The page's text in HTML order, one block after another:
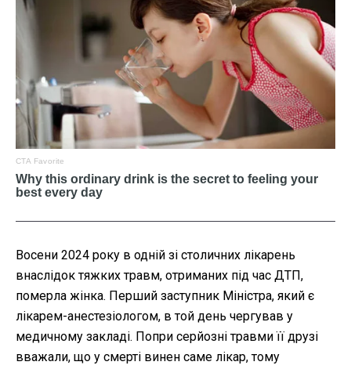
Восени 2024 року в одній зі столичних лікарень
внаслідок тяжких травм, отриманих під час ДТП,
померла жінка. Перший заступник Міністра, який є
лікарем-анестезіологом, в той день чергував у
медичному закладі. Попри серйозні травми її друзі
вважали, що у смерті винен саме лікар, тому